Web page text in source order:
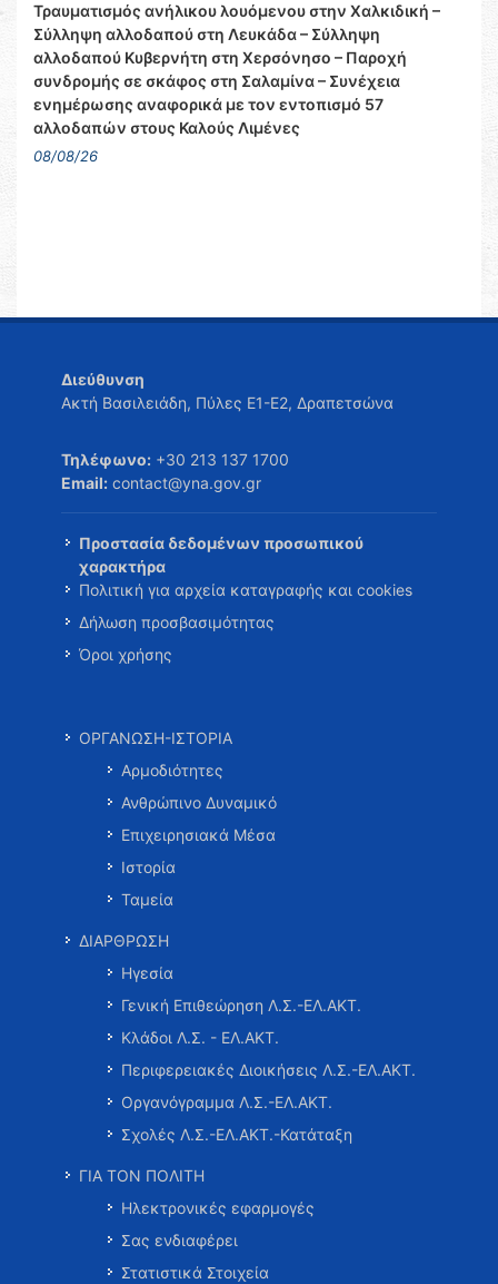
Τραυματισμός ανήλικου λουόμενου στην Χαλκιδική –
Σύλληψη αλλοδαπού στη Λευκάδα – Σύλληψη
αλλοδαπού Κυβερνήτη στη Χερσόνησο – Παροχή
συνδρομής σε σκάφος στη Σαλαμίνα – Συνέχεια
ενημέρωσης αναφορικά με τον εντοπισμό 57
αλλοδαπών στους Καλούς Λιμένες
08/08/26
Διεύθυνση
Ακτή Βασιλειάδη, Πύλες Ε1-Ε2, Δραπετσώνα
Τηλέφωνο: +30 213 137 1700
Email: contact@yna.gov.gr
Προστασία δεδομένων προσωπικού
χαρακτήρα
Πολιτική για αρχεία καταγραφής και cookies
Δήλωση προσβασιμότητας
Όροι χρήσης
ΟΡΓΑΝΩΣΗ-ΙΣΤΟΡΙΑ
Αρμοδιότητες
Ανθρώπινο Δυναμικό
Επιχειρησιακά Μέσα
Ιστορία
Ταμεία
ΔΙΑΡΘΡΩΣΗ
Ηγεσία
Γενική Επιθεώρηση Λ.Σ.-ΕΛ.ΑΚΤ.
Κλάδοι Λ.Σ. - ΕΛ.ΑΚΤ.
Περιφερειακές Διοικήσεις Λ.Σ.-ΕΛ.ΑΚΤ.
Οργανόγραμμα Λ.Σ.-ΕΛ.ΑΚΤ.
Σχολές Λ.Σ.-ΕΛ.ΑΚΤ.-Κατάταξη
ΓΙΑ ΤΟΝ ΠΟΛΙΤΗ
Ηλεκτρονικές εφαρμογές
Σας ενδιαφέρει
Στατιστικά Στοιχεία